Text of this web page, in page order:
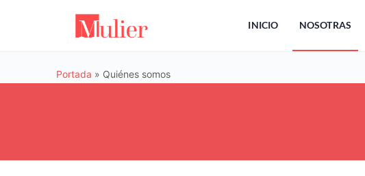
INICIO NOSOTRAS
Portada » Quiénes somos